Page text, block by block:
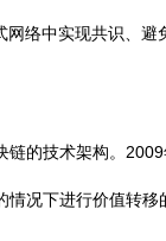
络中实现共识、避
的技术架构。
况下进行价值转移